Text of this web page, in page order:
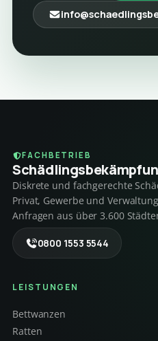
FACHBETRIEB
Diskrete und fachgerechte
Privat, Gewerbe und
Anfragen aus über 3.600
0800 1553 5544
LEISTUNGEN
Bettwanzen
Ratten